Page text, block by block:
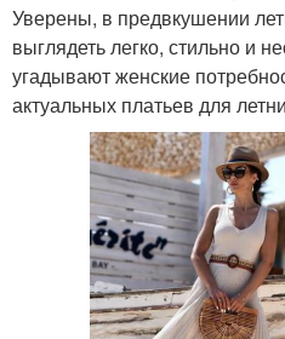
Уверены, в предвкушении
выглядеть легко, стильно и
угадывают женские
актуальных платьев для